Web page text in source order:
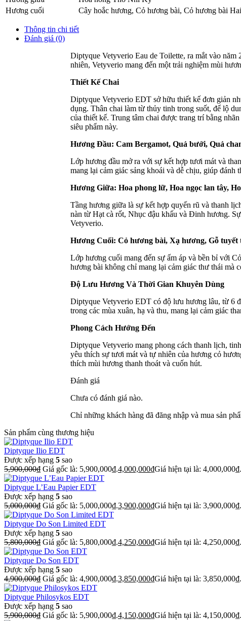
Hương cuối
Cây hoắc hương, Cỏ hương bài, Cỏ hương bài
Thông tin chi tiết
Đánh giá (0)
Diptyque Vetyverio Eau de Toilette, ra mắt vào
nhiên, Vetyverio mang đến một trải nghiệm mùi
Thiết Kế Chai
Diptyque Vetyverio EDT sở hữu thiết kế đơn giản
dụng. Thân chai làm từ thủy tinh trong suốt, để lộ
của thiết kế. Trung tâm chai được trang trí bằng
siêu phẩm này.
Hương Đầu: Cam Bergamot, Quả bưởi, Quả
Lớp hương đầu mở ra với sự kết hợp tươi mát và
mang lại cảm giác sảng khoái và dễ chịu, giúp đánh
Hương Giữa: Hoa phong lữ, Hoa ngọc lan tây,
Tầng hương giữa là sự kết hợp quyến rũ và thanh
nàn từ Hạt cà rốt, Nhục đậu khấu và Đinh hương.
Vetyverio.
Hương Cuối: Cỏ hương bài, Xạ hương, Gỗ tuyết
Lớp hương cuối mang đến sự ấm áp và bền bỉ với
hương bài không chỉ mang lại cảm giác thư thái mà
Độ Lưu Hương Và Thời Gian Khuyên Dùng
Diptyque Vetyverio EDT có độ lưu hương lâu, từ 6
trong các mùa xuân, hạ và thu, mang lại cảm giác
Phong Cách Hướng Đến
Diptyque Vetyverio mang phong cách thanh lịch,
yêu thích sự tươi mát và tự nhiên của hương cỏ
thích mùi hương thanh thoát và cuốn hút.
Đánh giá
Chưa có đánh giá nào.
Chỉ những khách hàng đã đăng nhập và mua sản
Sản phẩm cùng thương hiệu
Diptyque Ilio EDT
Được xếp hạng 5 sao
5,900,000₫ Giá gốc là: 5,900,000₫.4,000,000₫Giá hiện tại là: 4,000,000₫.
Diptyque L’Eau Papier EDT
Được xếp hạng 5 sao
5,000,000₫ Giá gốc là: 5,000,000₫.3,900,000₫Giá hiện tại là: 3,900,000₫.
Diptyque Do Son Limited EDT
Được xếp hạng 5 sao
5,800,000₫ Giá gốc là: 5,800,000₫.4,250,000₫Giá hiện tại là: 4,250,000₫.
Diptyque Do Son EDT
Được xếp hạng 5 sao
4,900,000₫ Giá gốc là: 4,900,000₫.3,850,000₫Giá hiện tại là: 3,850,000₫.
Diptyque Philosykos EDT
Được xếp hạng 5 sao
5,900,000₫ Giá gốc là: 5,900,000₫.4,150,000₫Giá hiện tại là: 4,150,000₫.